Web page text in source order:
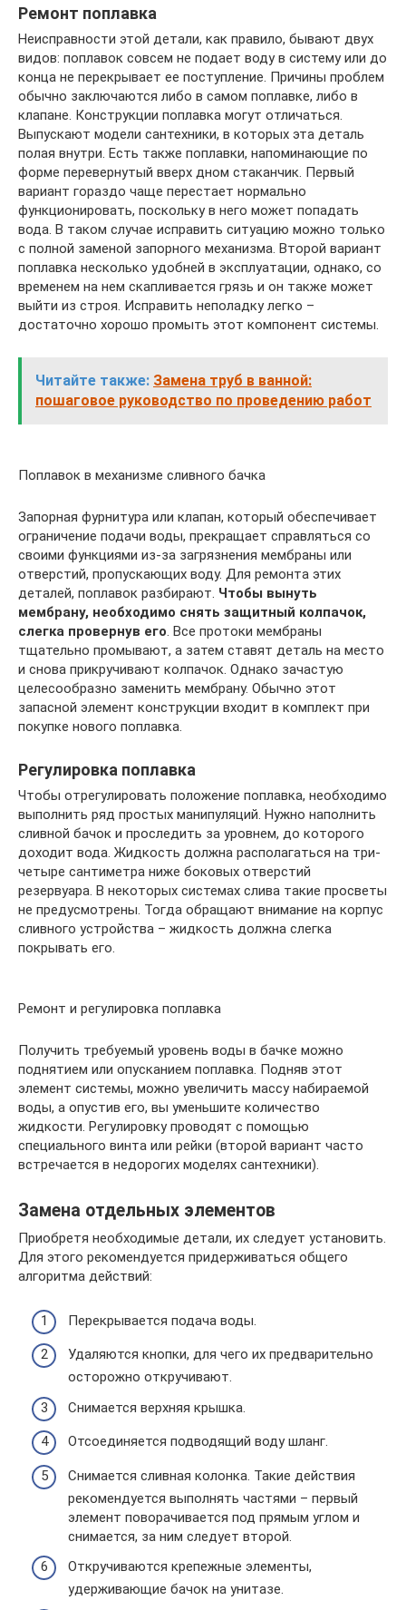
Ремонт поплавка
Неисправности этой детали, как правило, бывают двух
видов: поплавок совсем не подает воду в систему или до
конца не перекрывает ее поступление. Причины проблем
обычно заключаются либо в самом поплавке, либо в
клапане. Конструкции поплавка могут отличаться.
Выпускают модели сантехники, в которых эта деталь
полая внутри. Есть также поплавки, напоминающие по
форме перевернутый вверх дном стаканчик. Первый
вариант гораздо чаще перестает нормально
функционировать, поскольку в него может попадать
вода. В таком случае исправить ситуацию можно только
с полной заменой запорного механизма. Второй вариант
поплавка несколько удобней в эксплуатации, однако, со
временем на нем скапливается грязь и он также может
выйти из строя. Исправить неполадку легко –
достаточно хорошо промыть этот компонент системы.
Читайте также: Замена труб в ванной:
пошаговое руководство по проведению работ
Поплавок в механизме сливного бачка
Запорная фурнитура или клапан, который обеспечивает
ограничение подачи воды, прекращает справляться со
своими функциями из-за загрязнения мембраны или
отверстий, пропускающих воду. Для ремонта этих
деталей, поплавок разбирают. Чтобы вынуть
мембрану, необходимо снять защитный колпачок,
слегка провернув его. Все протоки мембраны
тщательно промывают, а затем ставят деталь на место
и снова прикручивают колпачок. Однако зачастую
целесообразно заменить мембрану. Обычно этот
запасной элемент конструкции входит в комплект при
покупке нового поплавка.
Регулировка поплавка
Чтобы отрегулировать положение поплавка, необходимо
выполнить ряд простых манипуляций. Нужно наполнить
сливной бачок и проследить за уровнем, до которого
доходит вода. Жидкость должна располагаться на три-
четыре сантиметра ниже боковых отверстий
резервуара. В некоторых системах слива такие просветы
не предусмотрены. Тогда обращают внимание на корпус
сливного устройства – жидкость должна слегка
покрывать его.
Ремонт и регулировка поплавка
Получить требуемый уровень воды в бачке можно
поднятием или опусканием поплавка. Подняв этот
элемент системы, можно увеличить массу набираемой
воды, а опустив его, вы уменьшите количество
жидкости. Регулировку проводят с помощью
специального винта или рейки (второй вариант часто
встречается в недорогих моделях сантехники).
Замена отдельных элементов
Приобретя необходимые детали, их следует установить.
Для этого рекомендуется придерживаться общего
алгоритма действий:
Перекрывается подача воды.
Удаляются кнопки, для чего их предварительно
осторожно откручивают.
Снимается верхняя крышка.
Отсоединяется подводящий воду шланг.
Снимается сливная колонка. Такие действия
рекомендуется выполнять частями – первый
элемент поворачивается под прямым углом и
снимается, за ним следует второй.
Откручиваются крепежные элементы,
удерживающие бачок на унитазе.